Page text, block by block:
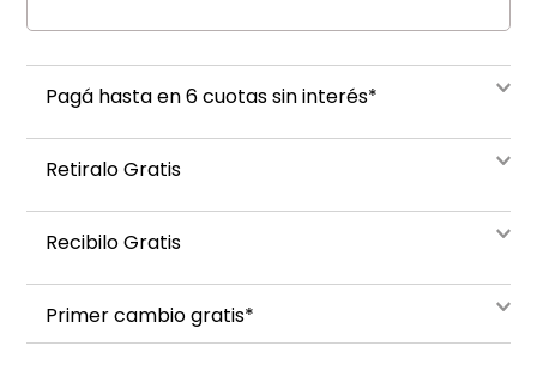
Pagá hasta en 6 cuotas sin interés*
Retiralo Gratis
Recibilo Gratis
Primer cambio gratis*